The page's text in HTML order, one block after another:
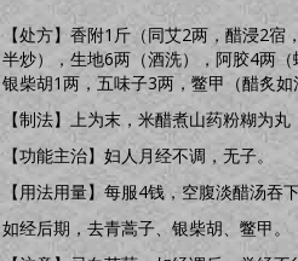
【处方】香附1斤（同艾2两，醋浸2宿
半炒），生地6两（酒洗），阿胶4两
银柴胡1两，五味子3两，鳖甲（醋炙如
【制法】上为末，米醋煮山药粉糊为丸
【功能主治】妇人月经不调，无子。
【用法用量】每服4钱，空腹淡醋汤吞下
如经后期，去青蒿子、银柴胡、鳖甲。